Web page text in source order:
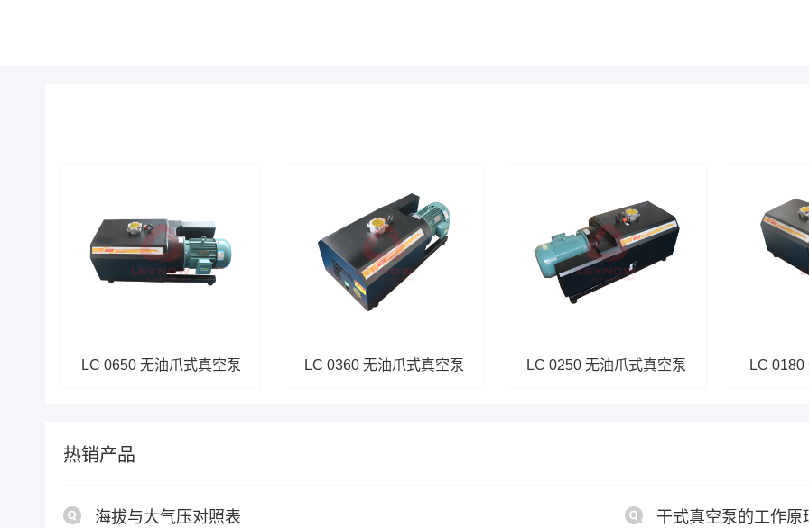
LC 0650 无油爪式真空泵 LC 0360 无油爪式真空泵 LC 0250 无油爪式真空泵 LC
热销产品
海拔与大气压对照表 干式真空泵的工作